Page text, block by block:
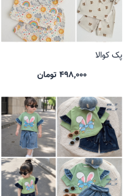
پک کوالا
498,000 تومان